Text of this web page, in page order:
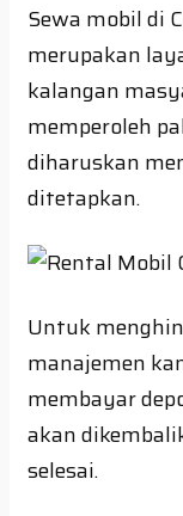
Sewa mobil di
merupakan
kalangan
memperoleh
diharuskan
ditetapkan.
Untuk
manajemen
membayar
akan
selesai.